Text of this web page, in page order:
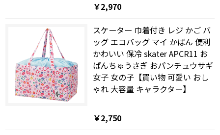
￥2,970
スケーター 巾着付き レジ かご バ
ッグ エコバッグ マイ かばん 便利
かわいい 保冷 skater APCR11 お
ぱんちゅうさぎ おパンチュウサギ
女子 女の子【買い物 可愛い おし
ゃれ 大容量 キャラクター】
￥2,750